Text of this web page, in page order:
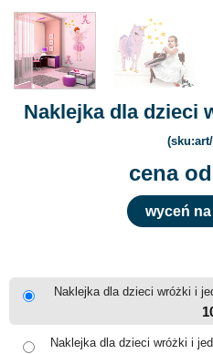
Naklejka dla dzieci
cena
wyceń
Naklejka dla dzieci wróżki i
Naklejka dla dzieci wróżki i